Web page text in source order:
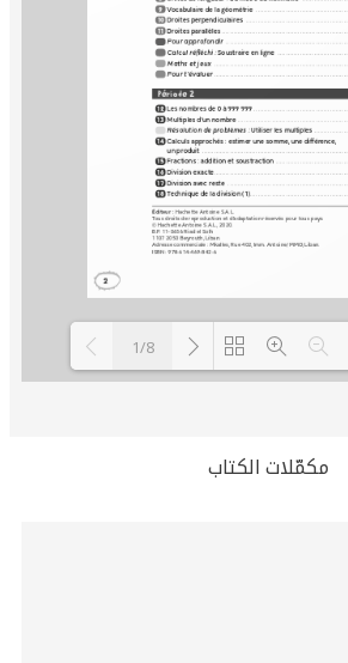
1/8
مكمّلات الكتاب